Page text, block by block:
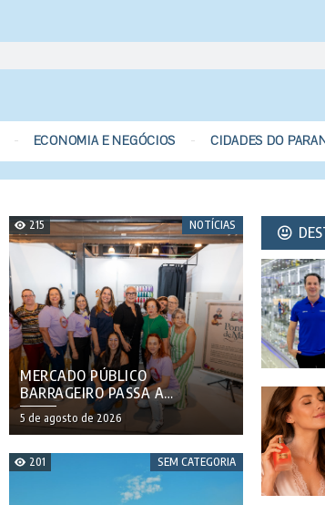
ECONOMIA E NEGÓCIOS CIDADES DO
215 NOTÍCIAS
MERCADO PÚBLICO
BARRAGEIRO PASSA A
OFERECER SERVIÇOS DE
COSTURA E ECOBAGS
5 de agosto de 2026
201 SEM CATEGORIA